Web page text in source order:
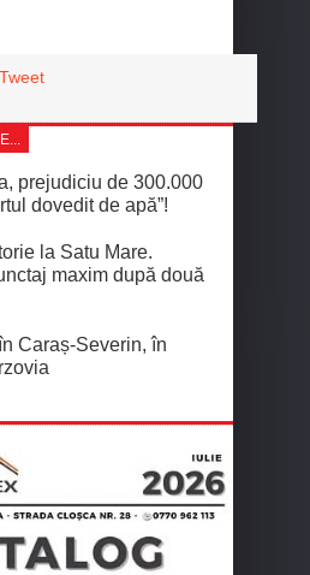
Tweet
prejudiciu de 300.000
dovedit de apă”!
la Satu Mare.
maxim după două
Caraș-Severin, în